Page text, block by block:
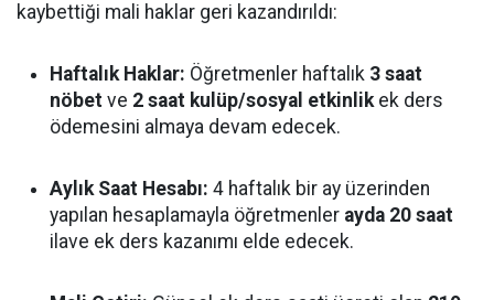
kaybettiği mali haklar geri kazandırıldı:
Haftalık Haklar: Öğretmenler haftalık 3 saat
nöbet ve 2 saat kulüp/sosyal etkinlikek ders
ödemesini almaya devam edecek.
Aylık Saat Hesabı: 4 haftalık bir ay üzerinden
yapılan hesaplamayla öğretmenler ayda 20 saat
ilave ek ders kazanımı elde edecek.